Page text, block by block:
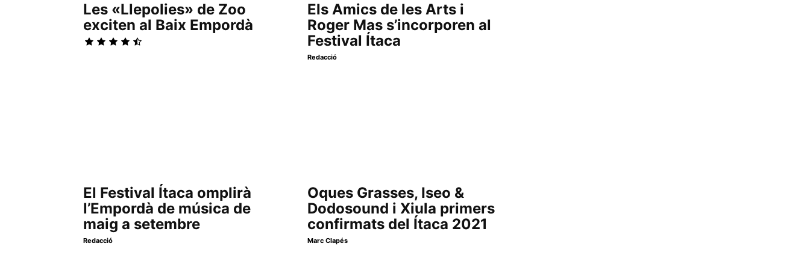
Les «Llepolies» de Zoo
exciten al Baix Empordà
Els Amics de les Arts i
Roger Mas s’incorporen al
Festival Ítaca
Redacció
El Festival Ítaca omplirà
l’Empordà de música de
maig a setembre
Redacció
Oques Grasses, Iseo &
Dodosound i Xiula primers
confirmats del Ítaca 2021
Marc Clapés